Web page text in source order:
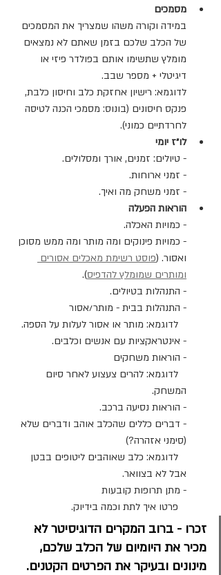
מסמכים
במידה וקורה משהו שמצריך את המסמכים
של הכלב שלכם בזמן שאתם לא נמצאים
מומלץ שתשימו אותם בפולדר פיזי או
דיגיטלי + מספר שבב.
לדוגמא: רישיון אחזקת כלב וחיסון כלבת,
פנקס חיסונים (בונוס: מסמכי הכנה לטיסה
לחרדתיים כמוני).
לו״ז יומי
- טיולים: זמנים, אורך ומסלולים.
- זמני ארוחות.
- זמני משחק מה ואיך.
הוראות הפעלה
- כמויות האכלה.
- כמויות פינוקים ומה מותר ומה ממש מסוכן
ואסור. (פוסט רשימת מאכלים אסורים
ומותרים שמומלץ להדפיס).
- התנהלות בטיולים.
- התנהלות בבית - מותר/אסור
- אינטראקציות עם אנשים וכלבים.
- הוראות משחקים
   לדוגמא: להרים צעצוע לאחר סיום
המשחק.
- הוראות נסיעה ברכב.
- דברים כללים שהכלב אוהב ודברים שלא
(סימני אזהרה?)
   לדוגמא: כלב שאוהבים ליטופים בבטן
אבל לא בצוואר.
- מתן תרופות קובעות
זכרו - ברוב המקרים הדוגיסיטר לא
מכיר את היומיום של הכלב שלכם,
מינונים ובעיקר את הפרטים הקטנים.